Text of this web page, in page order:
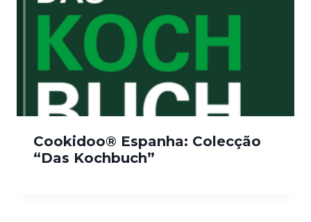
Cookidoo® Espanha: Colecção
“Das Kochbuch”